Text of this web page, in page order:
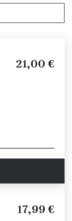
21,00 €
17,99 €